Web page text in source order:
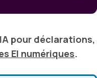
pour déclarations,
EI numériques.